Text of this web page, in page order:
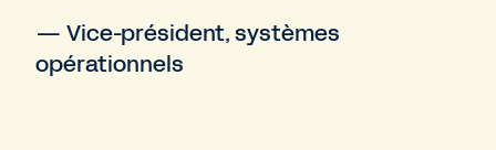
— Vice-président, systèmes
opérationnels